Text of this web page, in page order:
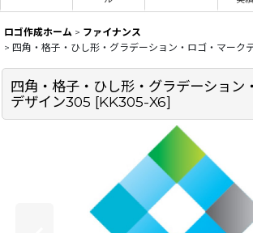
ロゴ作成ホーム > ファイナンス
> 四角・格子・ひし形・グラデーション・ロゴ・マーク
四角・格子・ひし形・グラデーション
デザイン305 [KK305-X6]